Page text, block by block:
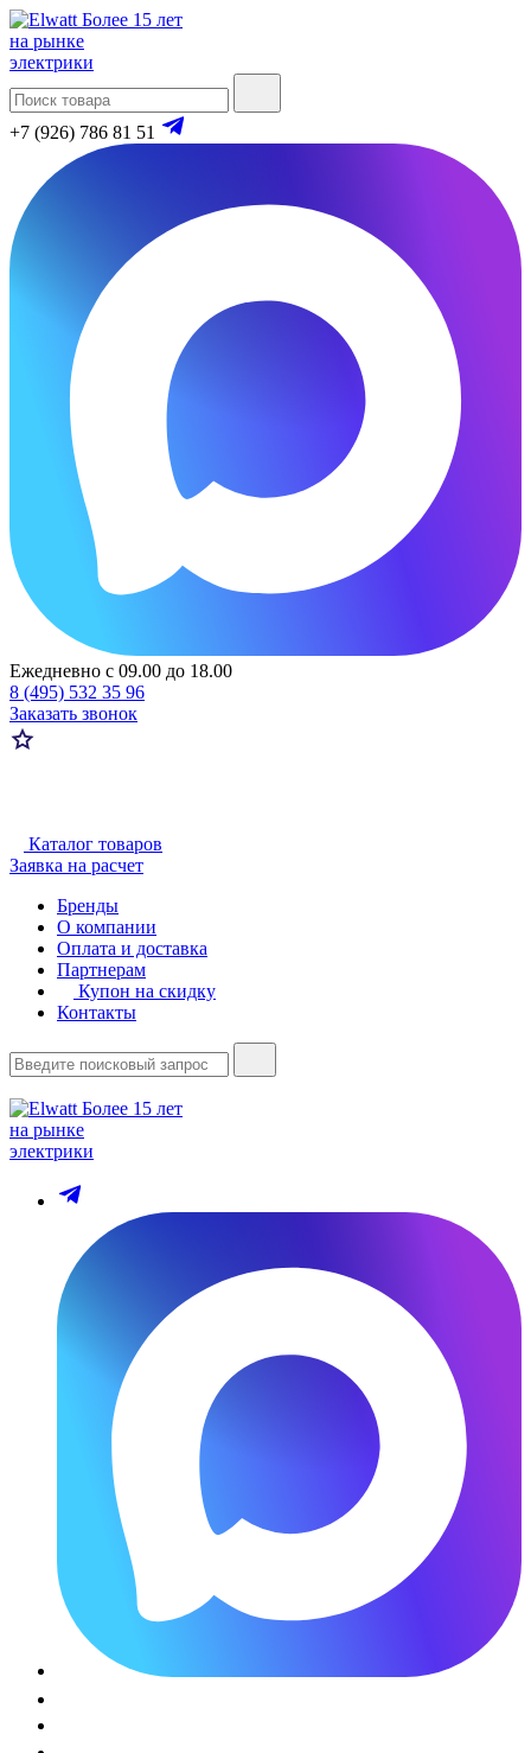
Более 15 лет
на рынке
электрики
+7 (926) 786 81 51
Ежедневно с 09.00 до 18.00
8 (495) 532 35 96
Заказать звонок
Каталог товаров
Заявка на расчет
Бренды
О компании
Оплата и доставка
Партнерам
Купон на скидку
Контакты
Более 15 лет
на рынке
электрики